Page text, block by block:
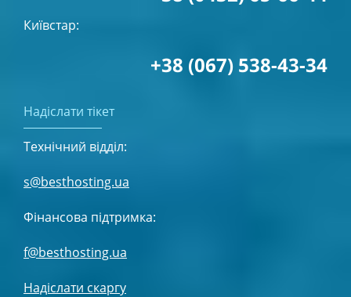
Київстар:
+38 (067) 538-43-34
Надіслати тікет
Технічний відділ:
s@besthosting.ua
Фінансова підтримка:
f@besthosting.ua
Надіслати скаргу